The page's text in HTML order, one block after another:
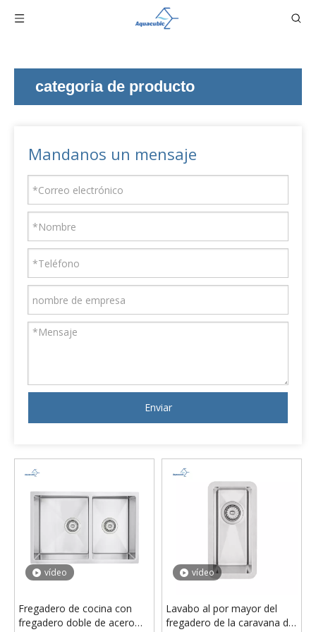
categoria de producto
Mandanos un mensaje
Enviar
vídeo
Fregadero de cocina con
fregadero doble de acero
vídeo
Lavabo al por mayor del
fregadero de la caravana de